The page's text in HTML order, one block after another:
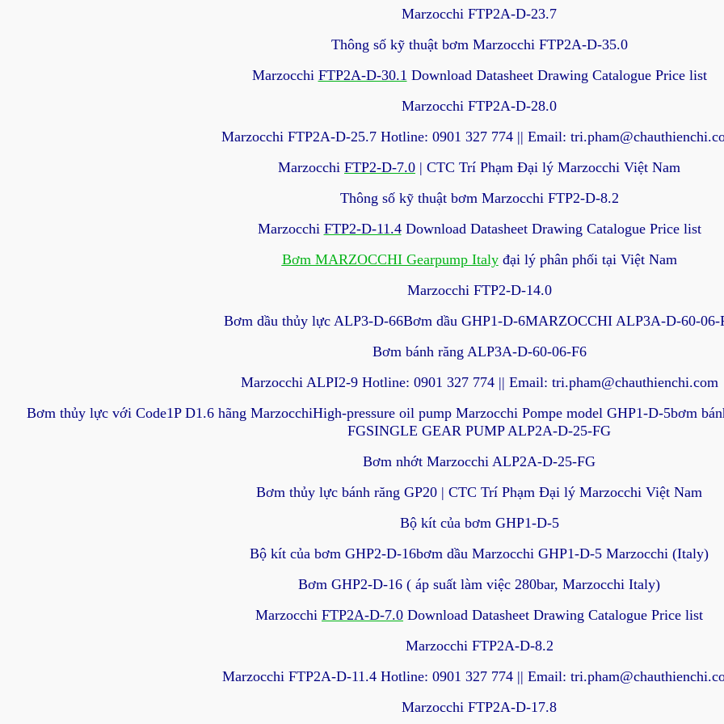
Marzocchi FTP2A-D-23.7
Thông số kỹ thuật bơm Marzocchi FTP2A-D-35.0
Marzocchi FTP2A-D-30.1 Download Datasheet Drawing Catalogue Price list
Marzocchi FTP2A-D-28.0
Marzocchi FTP2A-D-25.7 Hotline: 0901 327 774 || Email:
Marzocchi FTP2-D-7.0 | CTC Trí Phạm Đại lý Marzocchi Việt Nam
Thông số kỹ thuật bơm Marzocchi FTP2-D-8.2
Marzocchi FTP2-D-11.4Download Datasheet Drawing Catalogue Price list
Bơm MARZOCCHI Gearpump Italyđại lý phân phối tại Việt Nam
Marzocchi FTP2-D-14.0
Bơm dầu thủy lực ALP3-D-66Bơm dầu GHP1-D-6MARZOCCHI ALP3A-D-60-06-
Bơm bánh răng ALP3A-D-60-06-F6
Marzocchi ALPI2-9 Hotline: 0901 327 774 || Email: tri.pham@chauthienchi.com
Bơm thủy lực với Code1P D1.6 hãng MarzocchiHigh-pressure oil pump Marzocchi Pompe model GHP1-D-5bơm
FGSINGLE GEAR PUMP ALP2A-D-25-FG
Bơm nhớt Marzocchi ALP2A-D-25-FG
Bơm thủy lực bánh răng GP20 | CTC Trí Phạm Đại lý Marzocchi Việt Nam
Bộ kít của bơm GHP1-D-5
Bộ kít của bơm GHP2-D-16bơm dầu Marzocchi GHP1-D-5 Marzocchi (Italy)
Bơm GHP2-D-16 ( áp suất làm việc 280bar, Marzocchi Italy)
Marzocchi FTP2A-D-7.0 Download Datasheet Drawing Catalogue Price list
Marzocchi FTP2A-D-8.2
Marzocchi FTP2A-D-11.4 Hotline: 0901 327 774 || Email:
Marzocchi FTP2A-D-17.8